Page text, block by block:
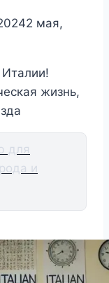
2 мая,
жизнь,
для
и